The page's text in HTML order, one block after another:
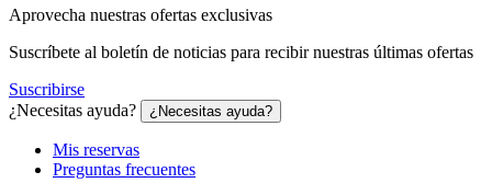
Aprovecha nuestras ofertas exclusivas
Suscríbete al boletín de noticias para recibir nuestras últimas ofertas
Suscribirse
¿Necesitas ayuda?
¿Necesitas ayuda?
Mis reservas
Preguntas frecuentes